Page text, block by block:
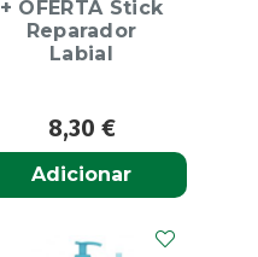
+ OFERTA Stick
Reparador
Labial
8,30 €
Adicionar